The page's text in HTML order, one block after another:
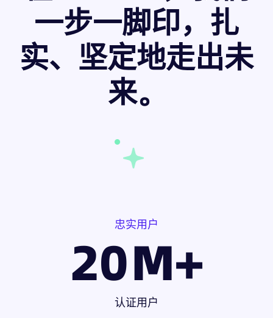
一步一脚印，扎
实、坚定地走出未
来。
忠实用户
20M+
认证用户